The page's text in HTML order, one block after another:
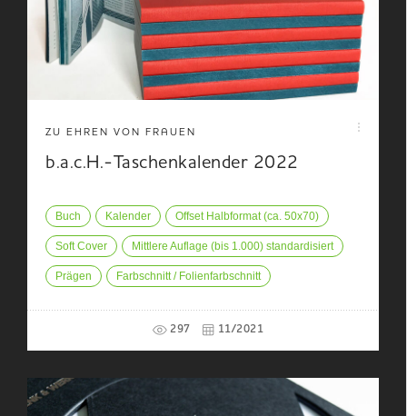
ZU EHREN VON FRAUEN
b.a.c.H.-Taschenkalender 2022
Buch Kalender Offset Halbformat (ca. 50x70)
Soft Cover Mittlere Auflage (bis 1.000) standardisiert
Prägen Farbschnitt / Folienfarbschnitt
297 11/2021